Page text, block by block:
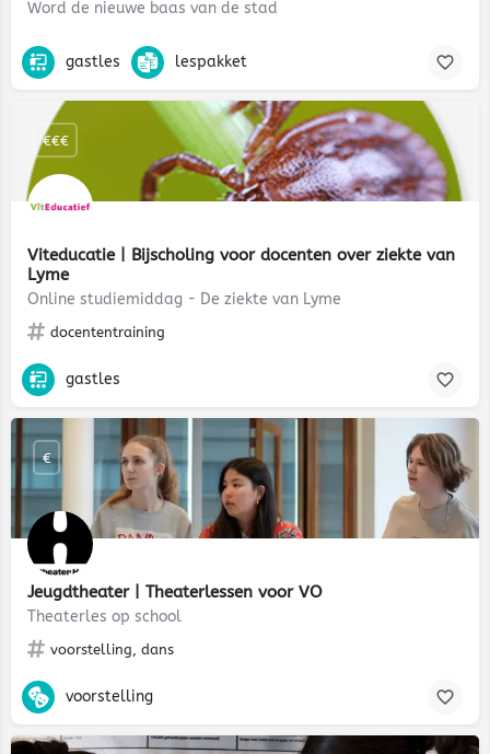
Word de nieuwe baas van de stad
gastles lespakket
Viteducatie | Bijscholing voor docenten over ziekte van
Lyme
Online studiemiddag - De ziekte van Lyme
docententraining
€€€
gastles
Jeugdtheater | Theaterlessen voor VO
Theaterles op school
voorstelling, dans
€
voorstelling